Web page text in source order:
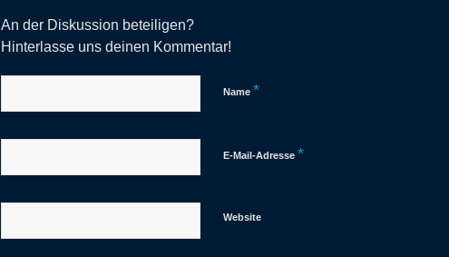
An der Diskussion beteiligen?
Hinterlasse uns deinen Kommentar!
Name *
E-Mail-Adresse *
Website